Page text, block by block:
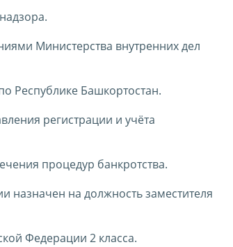
Министерства внутренних дел
Республике Башкортостан.
регистрации и учёта
процедур банкротства.
назначен на должность заместителя
Федерации 2 класса.